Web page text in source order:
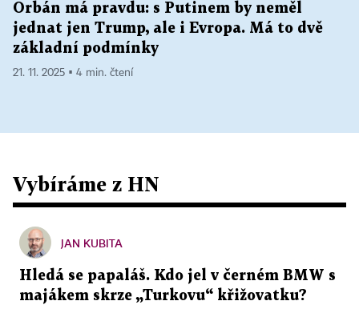
Orbán má pravdu: s Putinem by neměl
jednat jen Trump, ale i Evropa. Má to dvě
základní podmínky
21. 11. 2025 ▪ 4 min. čtení
Vybíráme z HN
JAN KUBITA
Hledá se papaláš. Kdo jel v černém BMW s
majákem skrze „Turkovu“ křižovatku?